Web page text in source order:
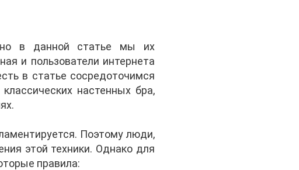
но в данной статье мы их
и пользователи интернета
в статье сосредоточимся
настенных бра,
Поэтому люди,
этой техники. Однако для
правила: